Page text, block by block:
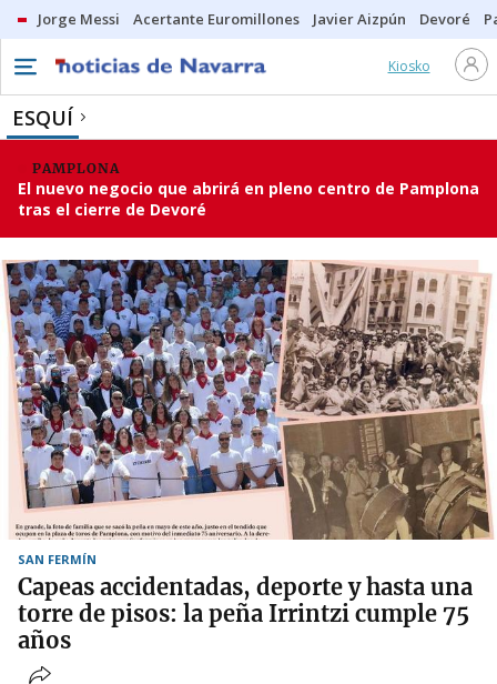
Jorge Messi Acertante Euromillones Javier Aizpún Devoré
Kiosko
ESQUÍ
PAMPLONA
El nuevo negocio que abrirá en pleno centro de Pamplona
tras el cierre de Devoré
SAN FERMÍN
Capeas accidentadas, deporte y hasta una
torre de pisos: la peña Irrintzi cumple 75
años